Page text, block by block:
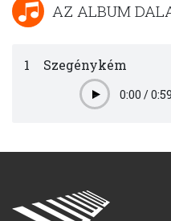
AZ ALBUM
1 Szegénykém
Play0:00 /0:59